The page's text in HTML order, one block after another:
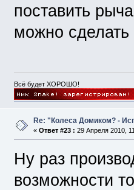
поставить
можно сделать
Всё будет ХОРОШО!
Re: "Колеса Домиком? -
«Ответ #23 : 29 Апреля 2010,
Ну раз
возможности